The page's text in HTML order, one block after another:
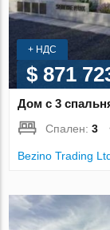
+ НДС
$ 871
Дом с 3
Спален:3
Bezino Trading